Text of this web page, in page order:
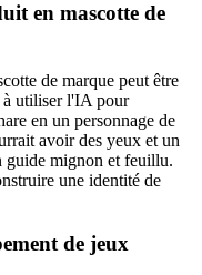
en mascotte de
de marque peut être
à utiliser l'IA pour
en un personnage de
avoir des yeux et un
guide mignon et feuillu.
une identité de
de jeux